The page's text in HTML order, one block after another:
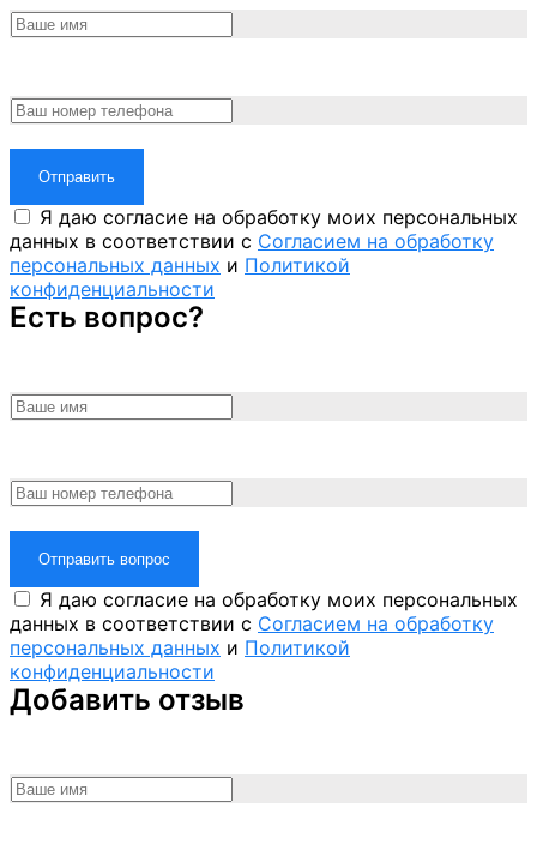
Отправить
Я даю согласие на обработку моих персональных
данных в соответствии с Согласием на обработку
персональных данных и Политикой
конфиденциальности
Есть вопрос?
Отправить вопрос
Я даю согласие на обработку моих персональных
данных в соответствии с Согласием на обработку
персональных данных и Политикой
конфиденциальности
Добавить отзыв